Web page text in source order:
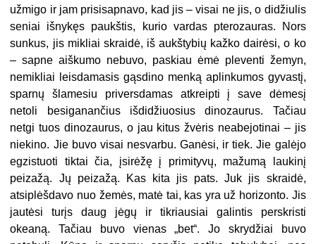
užmigo ir jam prisisapnavo, kad jis – visai ne jis, o didžiulis
seniai išnykęs paukštis, kurio vardas pterozauras. Nors
sunkus, jis mikliai skraidė, iš aukštybių kažko dairėsi, o ko
– sapne aiškumo nebuvo, paskiau ėmė pleventi žemyn,
nemikliai leisdamasis gąsdino menką aplinkumos gyvastį,
sparnų šlamesiu priversdamas atkreipti į save dėmesį
netoli besiganančius išdidžiuosius dinozaurus. Tačiau
netgi tuos dinozaurus, o jau kitus žvėris neabejotinai – jis
niekino. Jie buvo visai nesvarbu. Ganėsi, ir tiek. Jie galėjo
egzistuoti tiktai čia, įsirėžę į primityvų, mažumą laukinį
peizažą. Jų peizažą. Kas kita jis pats. Juk jis skraidė,
atsiplėšdavo nuo žemės, matė tai, kas yra už horizonto. Jis
jautėsi turįs daug jėgų ir tikriausiai galintis perskristi
okeaną. Tačiau buvo vienas „bet“. Jo skrydžiai buvo